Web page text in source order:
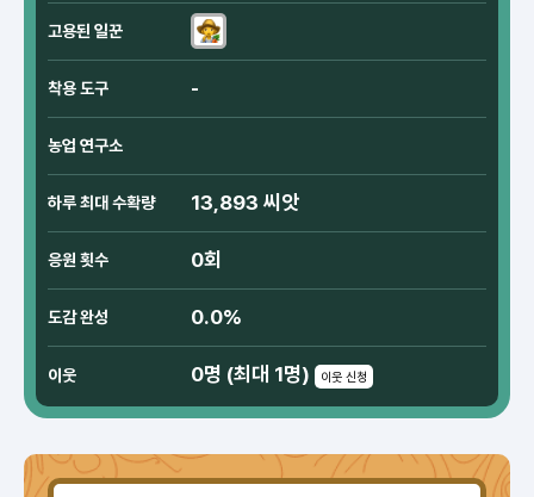
고용된 일꾼
착용 도구 -
농업 연구소
하루 최대 수확량 13,893 씨앗
응원 횟수 0회
도감 완성 0.0%
이웃 0명 (최대 1명) 이웃 신청